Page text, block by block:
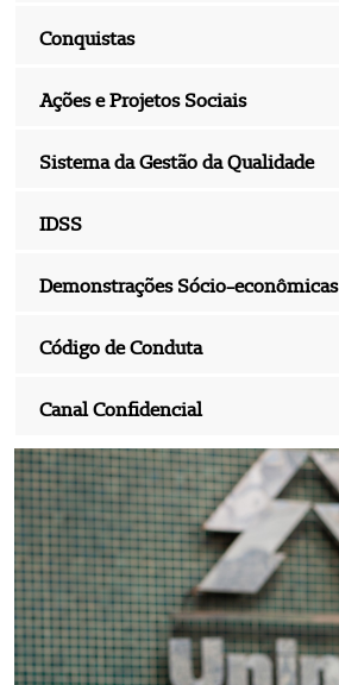
Conquistas
Ações e Projetos Sociais
Sistema da Gestão da Qualidade
IDSS
Demonstrações Sócio-econômicas
Código de Conduta
Canal Confidencial